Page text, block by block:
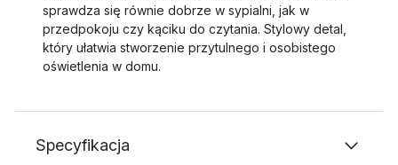
sprawdza się równie dobrze w sypialni, jak w
przedpokoju czy kąciku do czytania. Stylowy detal,
który ułatwia stworzenie przytulnego i osobistego
oświetlenia w domu.
Specyfikacja